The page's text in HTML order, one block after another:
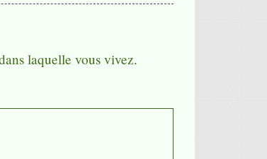
laquelle vous vivez.